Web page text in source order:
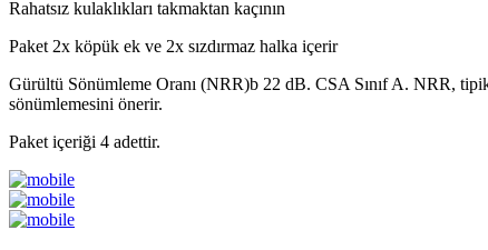
Rahatsız kulaklıkları takmaktan kaçının
Paket 2x köpük ek ve 2x sızdırmaz halka içerir
Gürültü Sönümleme Oranı (NRR)b 22 dB. CSA Sınıf A. NRR,
sönümlemesini önerir.
Paket içeriği 4 adettir.